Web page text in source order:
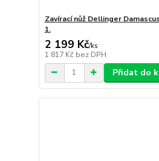
Zavírací nůž Dellinger
1.
2 199 Kč/ks
1 817 Kč bez DPH
Přidat do